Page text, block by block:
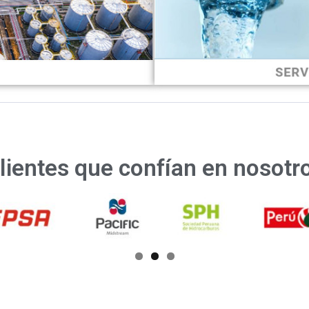
que confían en